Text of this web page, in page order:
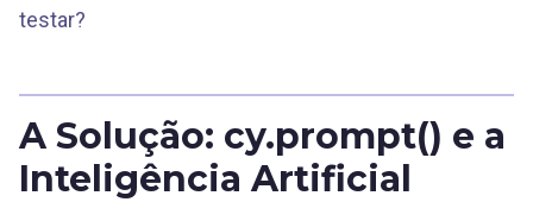
testar?
A Solução: cy.prompt() e a
Inteligência Artificial